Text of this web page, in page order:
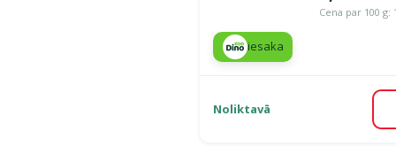
Cena par 100 g:
iesaka
Noliktavā